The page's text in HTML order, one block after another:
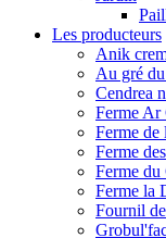
Les producteurs
Anik
Au gré
Cendrea
Ferme Ar
Ferme de
Ferme
Ferme
Ferme la
Fournil